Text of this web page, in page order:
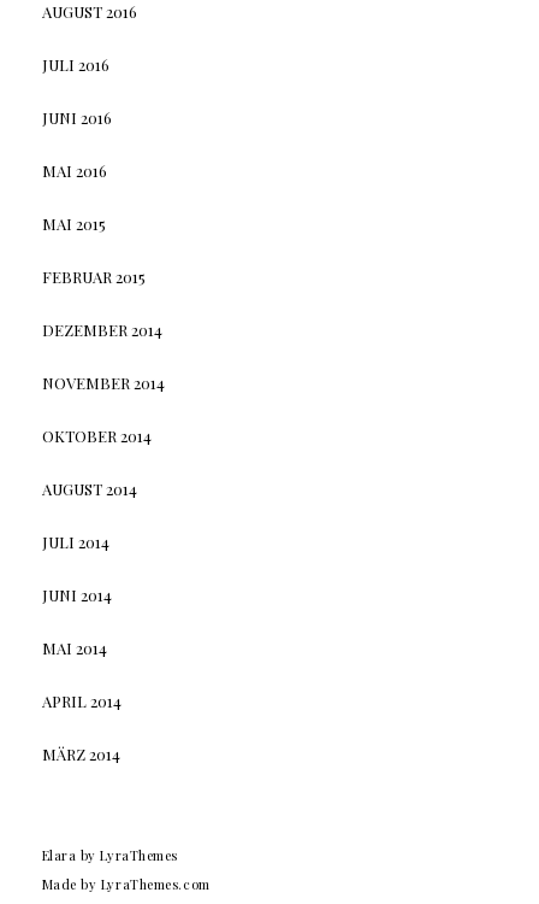
AUGUST 2016
JULI 2016
JUNI 2016
MAI 2016
MAI 2015
FEBRUAR 2015
DEZEMBER 2014
NOVEMBER 2014
OKTOBER 2014
AUGUST 2014
JULI 2014
JUNI 2014
MAI 2014
APRIL 2014
MÄRZ 2014
Elara by LyraThemes
Made by LyraThemes.com